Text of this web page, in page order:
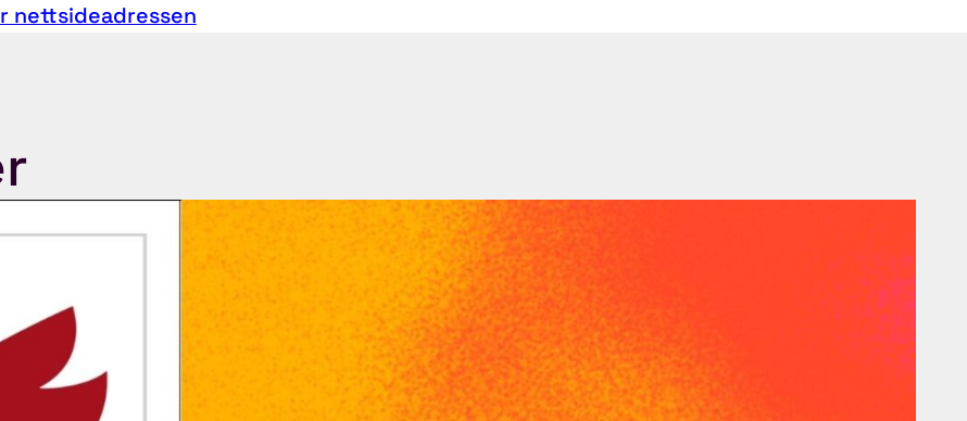
nettsideadressen